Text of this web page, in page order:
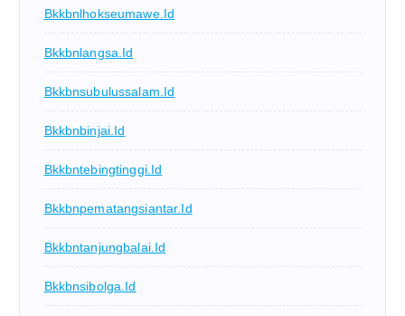
Bkkbnlhokseumawe.id
Bkkbnlangsa.id
Bkkbnsubulussalam.id
Bkkbnbinjai.id
Bkkbntebingtinggi.id
Bkkbnpematangsiantar.id
Bkkbntanjungbalai.id
Bkkbnsibolga.id